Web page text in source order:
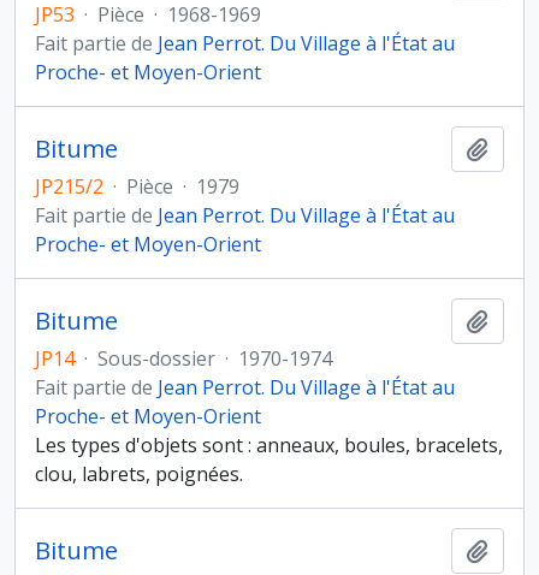
JP53 · Pièce · 1968-1969
Fait partie de Jean Perrot. Du Village à l'État au
Proche- et Moyen-Orient
Bitume
JP215/2 · Pièce · 1979
Fait partie de Jean Perrot. Du Village à l'État au
Proche- et Moyen-Orient
Bitume
JP14 · Sous-dossier · 1970-1974
Fait partie de Jean Perrot. Du Village à l'État au
Proche- et Moyen-Orient
Les types d'objets sont : anneaux, boules, bracelets,
clou, labrets, poignées.
Bitume